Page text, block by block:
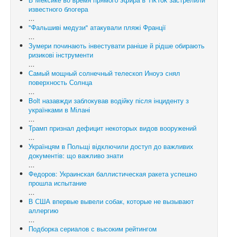
известного блогера
...
"Фальшиві медузи" атакували пляжі Франції
...
Зумери починають інвестувати раніше й рідше обирають
ризикові інструменти
...
Самый мощный солнечный телескоп Иноуэ снял
поверхность Солнца
...
Bolt назавжди заблокував водійку після інциденту з
українками в Мілані
...
Трамп признал дефицит некоторых видов вооружений
...
Українцям в Польщі відключили доступ до важливих
документів: що важливо знати
...
Федоров: Украинская баллистическая ракета успешно
прошла испытание
...
В США впервые вывели собак, которые не вызывают
аллергию
...
Подборка сериалов с высоким рейтингом